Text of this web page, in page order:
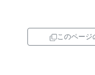
このページ